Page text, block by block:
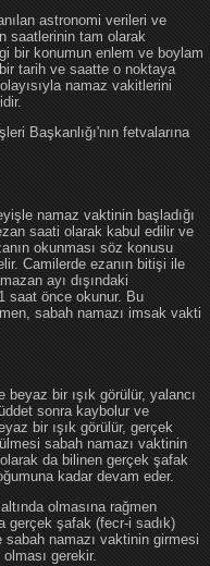
astronomi verileri ve
saatlerinin tam olarak
bir konumun enlem ve boylam
tarih ve saatte o noktaya
namaz vakitlerini
Başkanlığı'nın fetvalarına
namaz vaktinin başladığı
saati olarak kabul edilir ve
okunması söz konusu
Camilerde ezanın bitişi ile
ayı dışındaki
saat önce okunur. Bu
sabah namazı imsak vakti
bir ışık görülür, yalancı
sonra kaybolur ve
bir ışık görülür, gerçek
sabah namazı vaktinin
da bilinen gerçek şafak
kadar devam eder.
olmasına rağmen
gerçek şafak (fecr-i sadık)
sabah namazı vaktinin girmesi
gerekir.